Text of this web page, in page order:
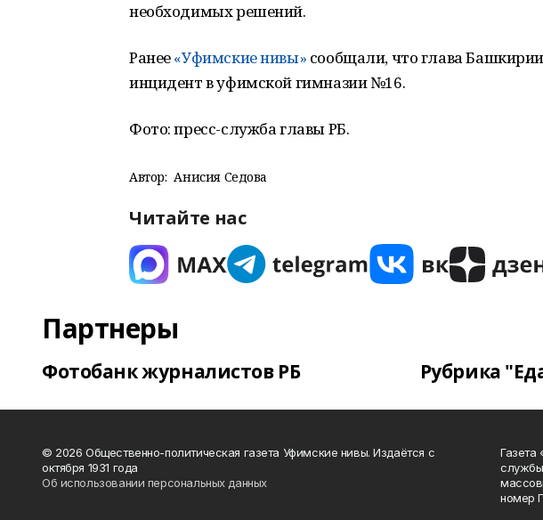
необходимых решений.
Ранее«Уфимские нивы» сообщали, что глава
инцидент в уфимской гимназии №16.
Фото: пресс-служба главы РБ.
Автор: Анисия Седова
Читайте нас
Партнеры
Фотобанк журналистов РБ Рубрика
© 2026 Общественно-политическая газета Уфимские нивы. Издаётся с
октября 1931 года
Об использовании персональных данных
Газета
службы
номер